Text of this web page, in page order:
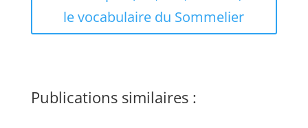
le vocabulaire du Sommelier
Publications similaires :